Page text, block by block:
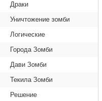
Драки
Уничтожение зомби
Логические
Города Зомби
Дави Зомби
Текила Зомби
Решение